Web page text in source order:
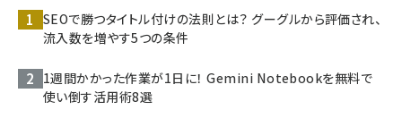
SEOで勝つタイトル付けの法則とは？ グーグルから評価され、
流入数を増やす5つの条件
1週間かかった作業が1日に！ Gemini Notebookを無料で
使い倒す活用術8選